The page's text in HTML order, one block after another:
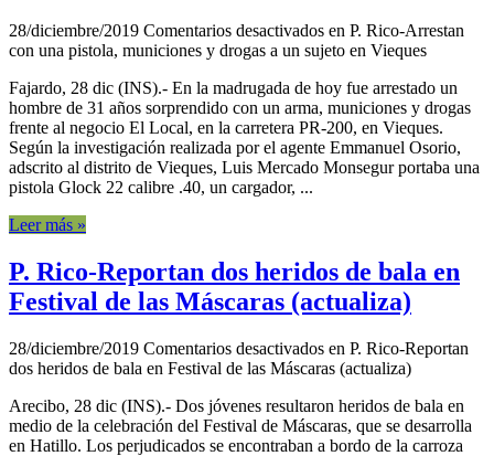
28/diciembre/2019 Comentarios desactivados en P. Rico-Arrestan
con una pistola, municiones y drogas a un sujeto en Vieques
Fajardo, 28 dic (INS).- En la madrugada de hoy fue arrestado un
hombre de 31 años sorprendido con un arma, municiones y drogas
frente al negocio El Local, en la carretera PR-200, en Vieques.
Según la investigación realizada por el agente Emmanuel Osorio,
adscrito al distrito de Vieques, Luis Mercado Monsegur portaba una
pistola Glock 22 calibre .40, un cargador, ...
Leer más »
P. Rico-Reportan dos heridos de bala en
Festival de las Máscaras (actualiza)
28/diciembre/2019 Comentarios desactivados en P. Rico-Reportan
dos heridos de bala en Festival de las Máscaras (actualiza)
Arecibo, 28 dic (INS).- Dos jóvenes resultaron heridos de bala en
medio de la celebración del Festival de Máscaras, que se desarrolla
en Hatillo. Los perjudicados se encontraban a bordo de la carroza